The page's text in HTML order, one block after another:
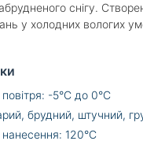
снігу.
у холодних вологих
-5°C до 0°C
брудний, штучний,
120°C